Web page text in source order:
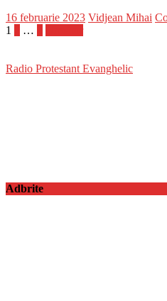
Posted
on
16 februarie 2023 Author
Vidjean Mihai
Paginație
1 …
Radio Protestant Evanghelic
Adbrite